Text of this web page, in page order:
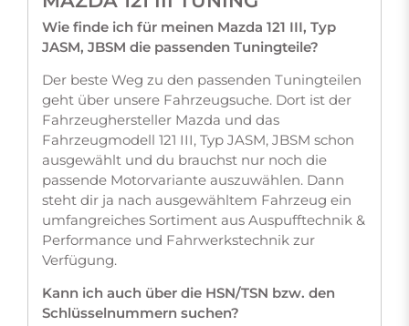
Wie finde ich für meinen Mazda 121 III, Typ
JASM, JBSM die passenden Tuningteile?
Der beste Weg zu den passenden Tuningteilen
geht über unsere Fahrzeugsuche. Dort ist der
Fahrzeughersteller Mazda und das
Fahrzeugmodell 121 III, Typ JASM, JBSM schon
ausgewählt und du brauchst nur noch die
passende Motorvariante auszuwählen. Dann
steht dir ja nach ausgewähltem Fahrzeug ein
umfangreiches Sortiment aus Auspufftechnik &
Performance und Fahrwerkstechnik zur
Verfügung.
Kann ich auch über die HSN/TSN bzw. den
Schlüsselnummern suchen?